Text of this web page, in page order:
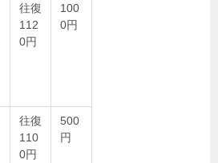
往復
112
0円
100
0円
往復
110
0円
500
円